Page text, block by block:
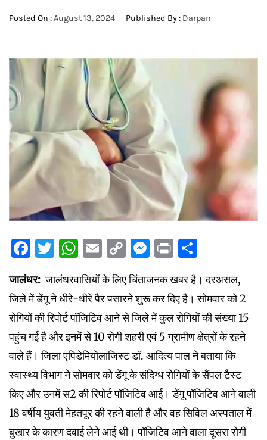
Posted On :August 13, 2024 Published By : Darpan
Facebook
Twitter
WhatsApp
Email
Copy
Link
Messenger
Print
जालंधर:जालंधरवासियों के लिए चिंताजनक खबर है। दरअसल,
जिले में डेंगू ने धीरे-धीरे पैर पसारने शुरू कर दिए है। सोमवार को 2
रोगियों की रिपोर्ट पॉजिटिव आने से जिले में कुल रोगियों की संख्या 15
पहुंच गई है और इनमें से 10 रोगी शहरी एवं 5 ग्रामीण क्षेत्रों के रहने
वाले हैं। जिला एपिडेमियोलाजिस्ट डॉ. आदित्य पाल ने बताया कि
स्वास्थ्य विभाग ने सोमवार को डेंगू के संदिग्ध रोगियों के सैंपल टैस्ट
किए और उनमें स2 की रिपोर्ट पॉजिटिव आई। डेंगू पॉजिटिव आने वाली
18 वर्षीय युवती मेहतपूर की रहने वाली है और वह सिविल अस्पताल में
बुखार के कारण दवाई लेने आई थी। पॉजिटिव आने वाला दूसरा रोगी